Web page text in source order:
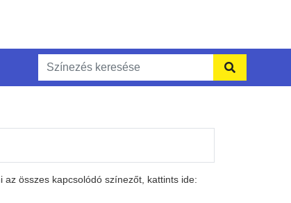
összes kapcsolódó színezőt, kattints ide: